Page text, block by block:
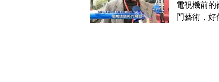
電視機前的
門藝術，好
館，有一群
討關注，